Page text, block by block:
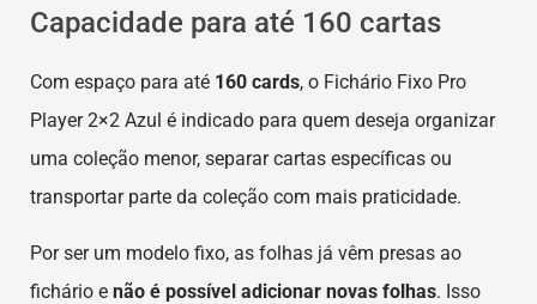
Capacidade para até 160 cartas
Com espaço para até 160 cards, o Fichário Fixo Pro
Player 2×2 Azul é indicado para quem deseja organizar
uma coleção menor, separar cartas específicas ou
transportar parte da coleção com mais praticidade.
Por ser um modelo fixo, as folhas já vêm presas ao
fichário e não é possível adicionar novas folhas. Isso